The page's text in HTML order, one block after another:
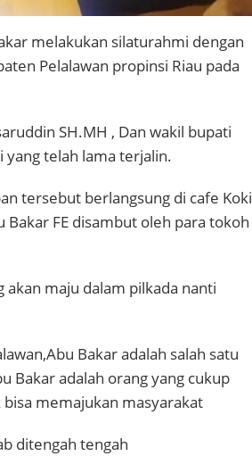
melakukan silaturahmi dengan
Pelalawan propinsi Riau pada
SH.MH , Dan wakil bupati
telah lama terjalin.
tersebut berlangsung di cafe Koki
FE disambut oleh para tokoh
akan maju dalam pilkada nanti
Bakar adalah salah satu
Bakar adalah orang yang cukup
memajukan masyarakat
ditengah tengah